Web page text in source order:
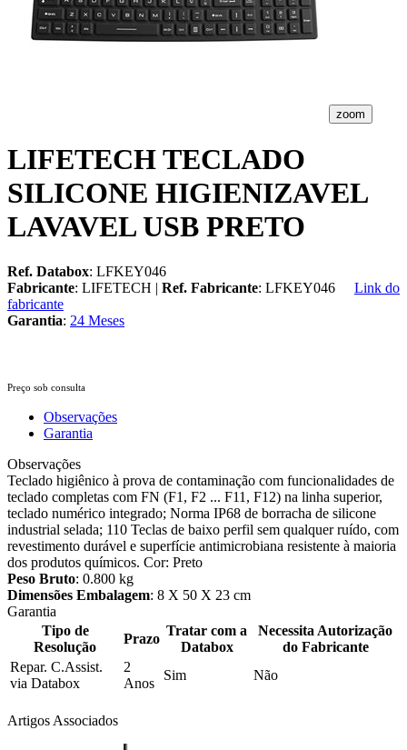
zoom
LIFETECH TECLADO
SILICONE HIGIENIZAVEL
LAVAVEL USB PRETO
Ref. Databox: LFKEY046
Fabricante: LIFETECH | Ref. Fabricante: LFKEY046
Link do
fabricante
Garantia: 24 Meses
Preço sob consulta
Observações
Garantia
Observações
Teclado higiênico à prova de contaminação com funcionalidades de
teclado completas com FN (F1, F2 ... F11, F12) na linha superior,
teclado numérico integrado; Norma IP68 de borracha de silicone
industrial selada; 110 Teclas de baixo perfil sem qualquer ruído, com
revestimento durável e superfície antimicrobiana resistente à maioria
dos produtos químicos. Cor: Preto
Peso Bruto: 0.800 kg
Dimensões Embalagem: 8 X 50 X 23 cm
Garantia
Tipo de
Resolução
Prazo
Tratar com a
Databox
Necessita Autorização
do Fabricante
Repar. C.Assist.
via Databox
2
Anos
Sim Não
Artigos Associados